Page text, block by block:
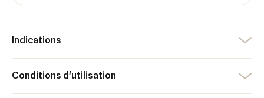
Indications
Conditions d'utilisation
Annuler Créer une liste d'envies
Annuler Connexion